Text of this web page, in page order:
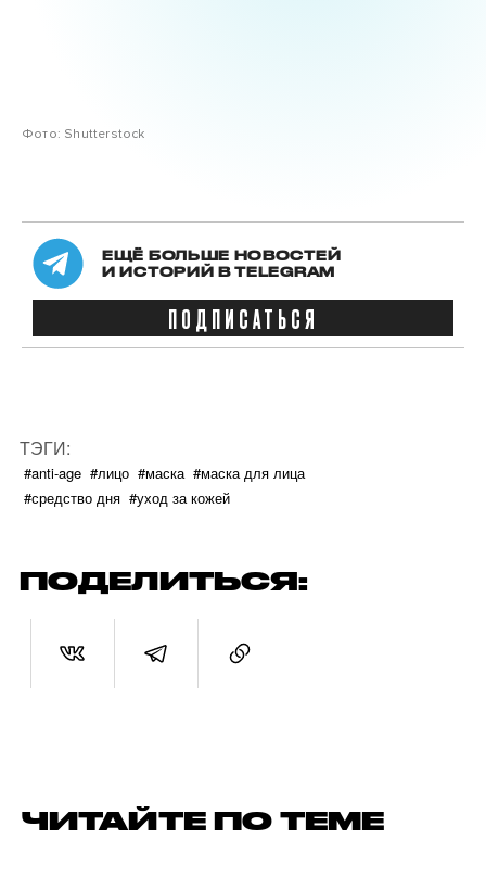
Фото: Shutterstock
ЕЩЁ БОЛЬШЕ НОВОСТЕЙ
И ИСТОРИЙ В TELEGRAM
ПОДПИСАТЬСЯ
ТЭГИ:
#anti-age #лицо #маска #маска для лица
#средство дня #уход за кожей
ПОДЕЛИТЬСЯ:
ЧИТАЙТЕ ПО ТЕМЕ